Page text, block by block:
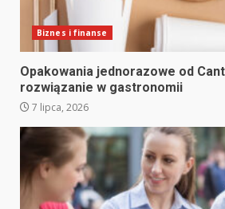
Biznes i finanse
Opakowania jednorazowe od
rozwiązanie w gastronomii
7 lipca, 2026